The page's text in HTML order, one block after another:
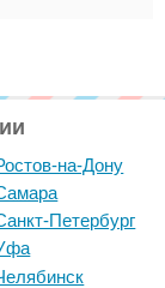
на-Дону
Петербург